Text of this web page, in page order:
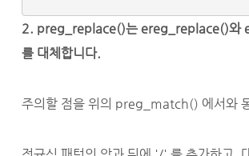
2. preg_replace()는 ereg_replace()와
를 대체합니다.
주의할 점을 위의 preg_match() 에서와